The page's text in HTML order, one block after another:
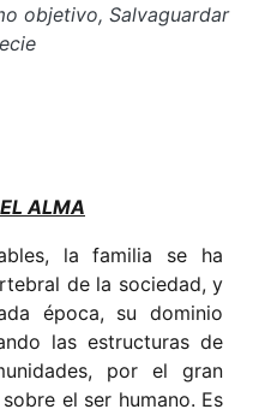
objetivo, Salvaguardar
ALMA
la familia se ha
de la sociedad, y
época, su dominio
las estructuras de
por el gran
el ser humano. Es